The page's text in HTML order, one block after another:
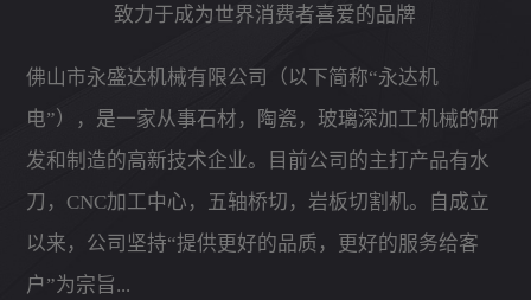
致力于成为世界消费者喜爱的品牌
佛山市永盛达机械有限公司（以下简称“永达机
电”），是一家从事石材，陶瓷，玻璃深加工机械的研
发和制造的高新技术企业。目前公司的主打产品有水
刀，CNC加工中心，五轴桥切，岩板切割机。自成立
以来，公司坚持“提供更好的品质，更好的服务给客
户”为宗旨...